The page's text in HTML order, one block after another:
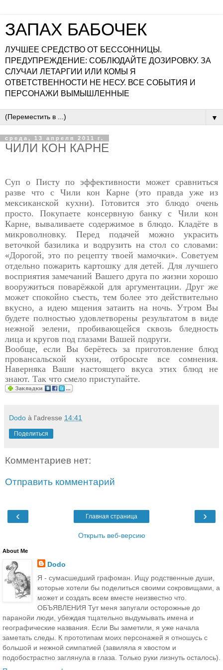
ЗАПАХ БАБОЧЕК
ЛУЧШЕЕ СРЕДСТВО ОТ БЕССОННИЦЫ.
ПРЕДУПРЕЖДЕНИЕ: СОБЛЮДАЙТЕ ДОЗИРОВКУ. ЗА
СЛУЧАИ ЛЕТАРГИИ ИЛИ КОМЫ Я
ОТВЕТСТВЕННОСТИ НЕ НЕСУ. ВСЕ СОБЫТИЯ И
ПЕРСОНАЖИ ВЫМЫШЛЕННЫЕ
▼
среда, 13 апреля 2011 г.
ЧИЛИ КОН КАРНЕ
Суп о Писту по эффективности может сравниться
разве что с Чили кон Карне (это правда уже из
мексиканской кухни). Готовится это блюдо очень
просто. Покупаете консервную банку с Чили кон
Карне, вываливаете содержимое в блюдо. Кладёте в
микроволновку. Перед подачей можно украсить
веточкой базилика и водрузить на стол со словами:
«Дорогой, это по рецепту твоей мамочки». Советуем
отдельно пожарить картошку для детей. Для лучшего
восприятия замечаний Вашего друга по жизни хорошо
вооружиться поварёжкой для аргументации. Друг же
может спокойно съесть, тем более это действительно
вкусно, а идею мщения затаить на ночь. Утром Вы
будете полностью удовлетворены результатом в виде
нежной зелени, пробивающейся сквозь бледность
лица и кругов под глазами Вашей подруги.
Вообще, если Вы берётесь за приготовление блюд
провансальской кухни, отбросьте все сомнения.
Наверняка Ваши настоящего вкуса этих блюд не
знают. Так что смело приступайте.
Dodo à l'adresse 14:41
Поделиться
Комментариев нет:
Отправить комментарий
‹ ›
Главная страница
Открыть веб-версию
About Me
Dodo
Я - сумасшедший графоман. Ищу родственные души,
которые хотели бы поделиться своими сокровищами, а
может и создать всем вместе неизвестно что.
ОБЪЯВЛЕНИЯ Тут меня запугали осторожные до
паранойи люди, убеждая тщательно выдумывать имена и
географические названия. Если Вы заметили, я уже начала
заметать следы. К прототипам моих персонажей я отношусь с
большой и нежной симпатией (завиляла я хвостом и
подобострастно заглянула в глаза. Только руки лизнуть осталось).